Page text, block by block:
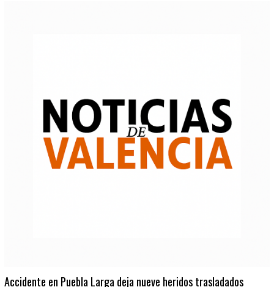
Accidente en Puebla Larga deja nueve heridos trasladados